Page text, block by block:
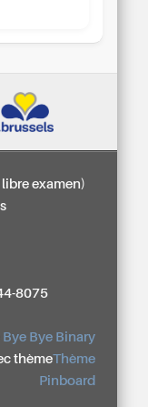
examen)
8075
Bye Bye Binary
thèmeThème
Pinboard